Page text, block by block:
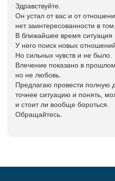
Здравствуйте.
Он устал от вас и от
нет заинтересованности в
В ближайшее время ситуация
У него поиск новых
Но сильных чувств и не было.
Влечение показано в
но не любовь.
Предлагаю провести полную
точнее ситуацию и понять,
и стоит ли вообще бороться.
Обращайтесь.